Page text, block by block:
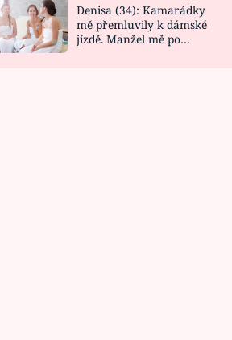
Denisa (34): Kamarádky
mě přemluvily k dámské
jízdě. Manžel mě po